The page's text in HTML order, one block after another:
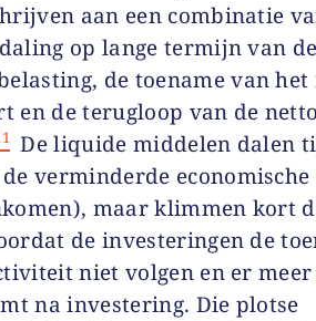
aan een combinatie
op lange termijn van
de toename van
en de terugloop van de
De liquide middelen dalen
verminderde
maar klimmen kort
de investeringen de
niet volgen en er meer
na investering. Die plotse